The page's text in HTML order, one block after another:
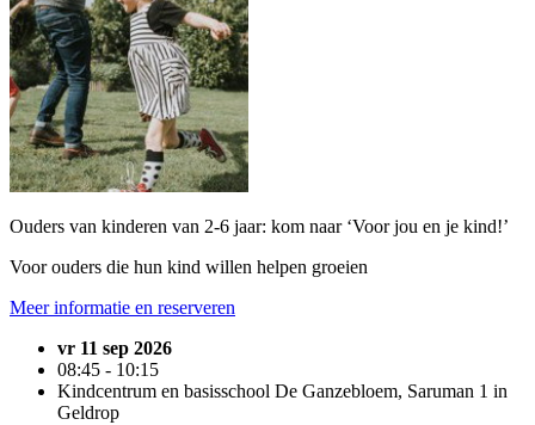
Ouders van kinderen van 2-6 jaar: kom naar ‘Voor jou en je kind!’
Voor ouders die hun kind willen helpen groeien
Meer informatie en reserveren
vr 11 sep 2026
08:45 - 10:15
Kindcentrum en basisschool De Ganzebloem, Saruman 1 in
Geldrop